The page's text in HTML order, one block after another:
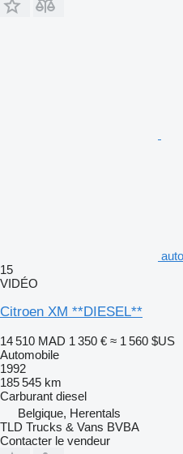
15
VIDÉO
Citroen XM **DIESEL**
14 510 MAD 1 350 € ≈ 1 560 $US
Automobile
1992
185 545 km
Carburant diesel
Belgique, Herentals
TLD Trucks & Vans BVBA
Contacter le vendeur